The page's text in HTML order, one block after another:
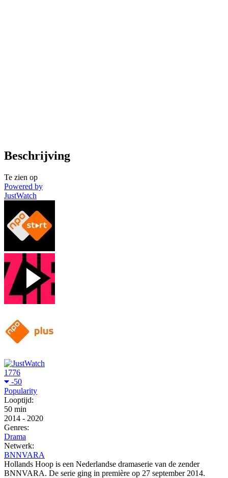
Beschrijving
Te zien op
Powered by
JustWatch
1776
-50
Popularity
Looptijd:
50 min
2014 - 2020
Genres:
Drama
Netwerk:
BNNVARA
Hollands Hoop is een Nederlandse dramaserie van de zender
BNNVARA. De serie ging in première op 27 september 2014.